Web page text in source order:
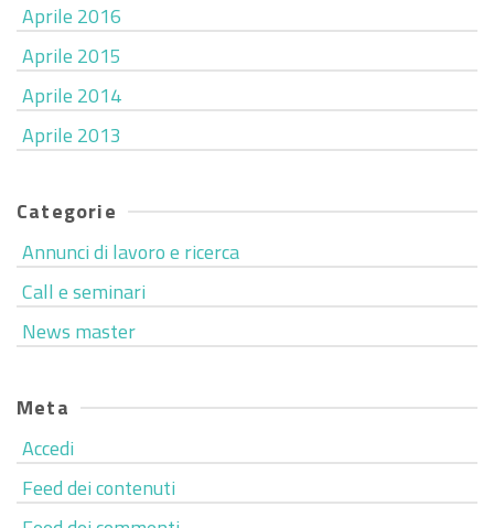
Aprile 2016
Aprile 2015
Aprile 2014
Aprile 2013
Categorie
Annunci di lavoro e ricerca
Call e seminari
News master
Meta
Accedi
Feed dei contenuti